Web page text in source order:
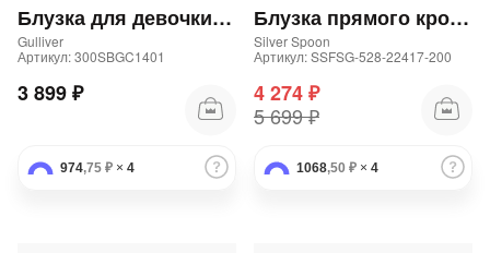
Блузка для девочки с объемными рукавами белая
Gulliver
Артикул: 300SBGC1401
3 899 ₽
974,75 ₽ × 4
Блузка прямого кроя из трикотажа
Silver Spoon
Артикул: SSFSG-528-22417-200
4 274 ₽
5 699 ₽
1068,50 ₽ × 4